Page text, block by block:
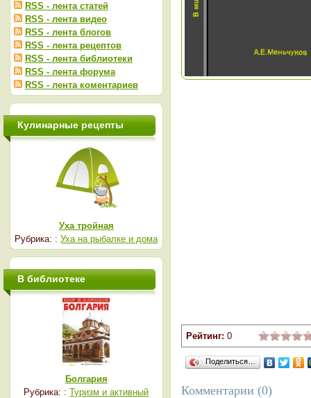
Рейтинг: 0
Поделиться…
Комментарии (0)
RSS - лента статей
RSS - лента видео
RSS - лента блогов
RSS - лента рецептов
RSS - лента библиотеки
RSS - лента форума
RSS - лента коментариев
Кулинарные рецепты
Уха тройная
Рубрика: :Уха на рыбалке и дома
В библиотеке
Болгария
Рубрика: :Туризм и активный